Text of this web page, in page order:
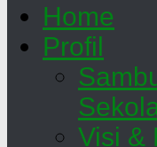
Home
Profil
Visi &